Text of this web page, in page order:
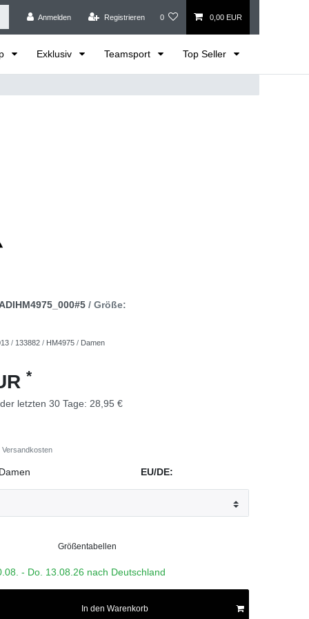
Anmelden Registrieren 0 0,00 EUR
Exklusiv Teamsport Top Seller
/ Größe:
/ 133882 / HM4975 / Damen
*
letzten 30 Tage: 28,95 €
Versandkosten
EU/DE:
Größentabellen
- Do. 13.08.26 nach Deutschland
In den Warenkorb